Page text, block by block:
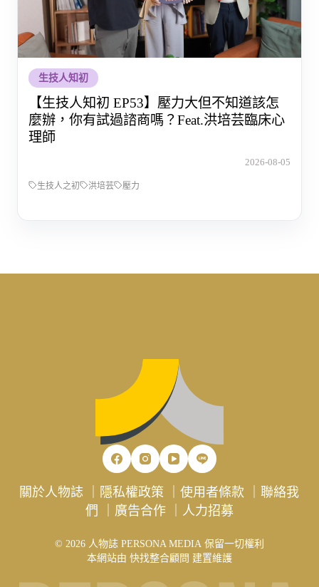
生技人知初
【生技人知初 EP53】壓力大但不知道該怎
麼辦，你有試過諮商嗎？Feat.洪培芸臨床心
理師
2026-08-05
生技人之初 洪培芸 壓力
關於人物誌 隱私權政策 ｜使用者條款 ｜聯絡我
們
廣告合作｜ 人力招募
© 2026 人物誌 PERSONA MEDIA 保留一切權利
本網站由 快找整合顧問 建置維護